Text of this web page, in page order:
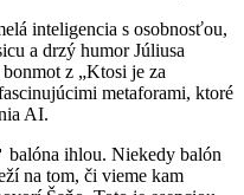
inteligencia s osobnosťou,
a drzý humor Júliusa
z „Ktosi je za
metaforami, ktoré
AI.
ihlou. Niekedy balón
na tom, či vieme kam